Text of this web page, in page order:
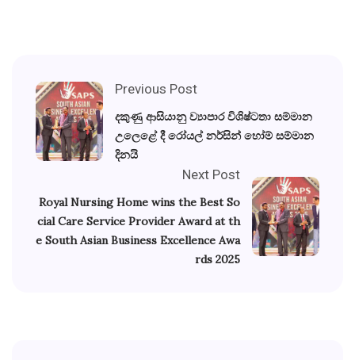
Previous Post
දකුණු ආසියානු ව්‍යාපාර විශිෂ්ටතා සම්මාන
උලෙළේ දී රෝයල් නර්සින් හෝම් සම්මාන
දිනයි
Next Post
Royal Nursing Home wins the Best So
cial Care Service Provider Award at th
e South Asian Business Excellence Awa
rds 2025